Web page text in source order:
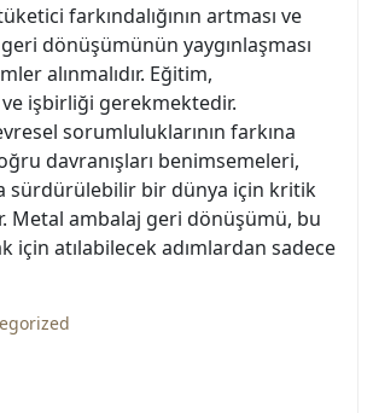
farkındalığının artması ve
dönüşümünün yaygınlaşması
alınmalıdır. Eğitim,
işbirliği gerekmektedir.
sorumluluklarının farkına
davranışları benimsemeleri,
sürdürülebilir bir dünya için kritik
Metal ambalaj geri dönüşümü, bu
için atılabilecek adımlardan sadece